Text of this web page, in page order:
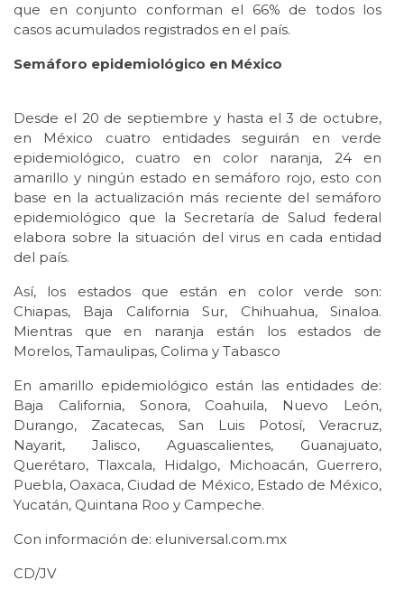
que en conjunto conforman el 66% de todos los
casos acumulados registrados en el país.
Semáforo epidemiológico en México
Desde el 20 de septiembre y hasta el 3 de octubre,
en México cuatro entidades seguirán en verde
epidemiológico, cuatro en color naranja, 24 en
amarillo y ningún estado en semáforo rojo, esto con
base en la actualización más reciente del semáforo
epidemiológico que la Secretaría de Salud federal
elabora sobre la situación del virus en cada entidad
del país.
Así, los estados que están en color verde son:
Chiapas, Baja California Sur, Chihuahua, Sinaloa.
Mientras que en naranja están los estados de
Morelos, Tamaulipas, Colima y Tabasco
En amarillo epidemiológico están las entidades de:
Baja California, Sonora, Coahuila, Nuevo León,
Durango, Zacatecas, San Luis Potosí, Veracruz,
Nayarit, Jalisco, Aguascalientes, Guanajuato,
Querétaro, Tlaxcala, Hidalgo, Michoacán, Guerrero,
Puebla, Oaxaca, Ciudad de México, Estado de México,
Yucatán, Quintana Roo y Campeche.
Con información de: eluniversal.com.mx
CD/JV